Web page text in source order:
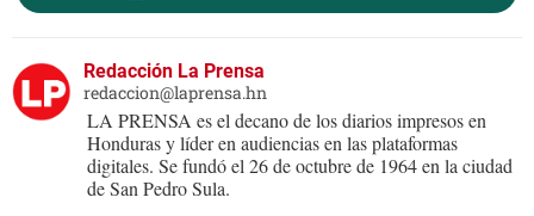
Redacción La Prensa
redaccion@laprensa.hn
LA PRENSA es el decano de los diarios impresos en
Honduras y líder en audiencias en las plataformas
digitales. Se fundó el 26 de octubre de 1964 en la ciudad
de San Pedro Sula.